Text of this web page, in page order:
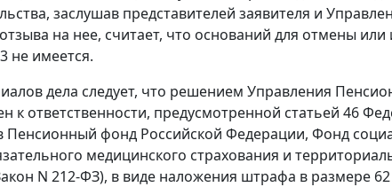
заслушав представителей заявителя и
на нее, считает, что оснований для отмены или
не имеется.
дела следует, что решением Управления
к ответственности, предусмотренной статьей 46
Пенсионный фонд Российской Федерации, Фонд
медицинского страхования и
N 212-ФЗ), в виде наложения штрафа в размере 62